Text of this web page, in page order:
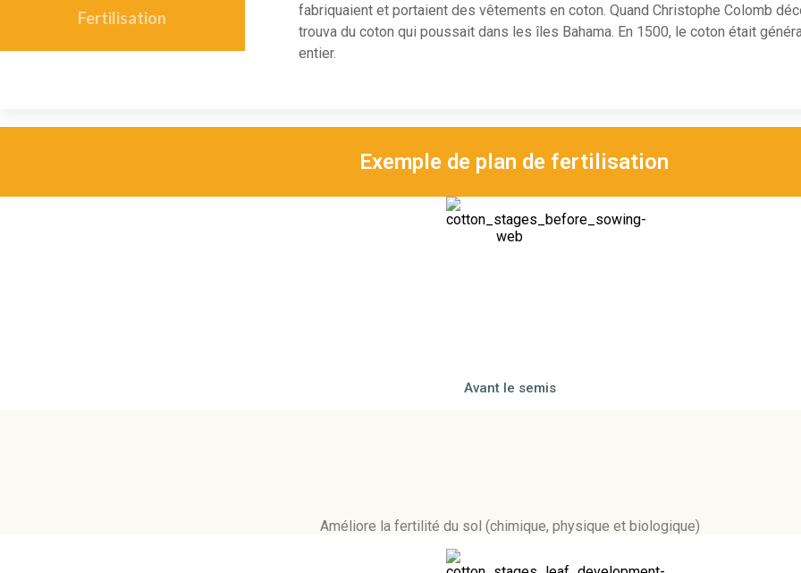
Fertilisation
fabriquaient et portaient des vêtements en coton. Quand Christophe Colomb
trouva du coton qui poussait dans les îles Bahama. En 1500, le coton était
entier.
Exemple de plan de fertilisation
Avant le semis
Améliore la fertilité du sol (chimique, physique et biologique)